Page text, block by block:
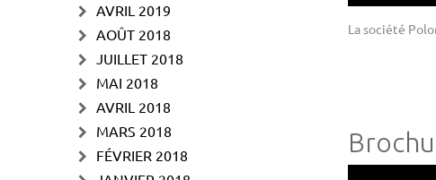
La société
AVRIL 2019
AOÛT 2018
JUILLET 2018
MAI 2018
AVRIL 2018
MARS 2018
FÉVRIER 2018